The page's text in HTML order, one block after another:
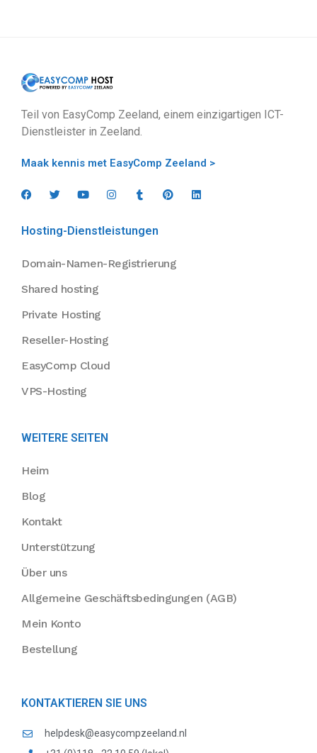
Teil von EasyComp Zeeland, einem einzigartigen ICT-
Dienstleister in Zeeland.
Maak kennis met EasyComp Zeeland >
Hosting-Dienstleistungen
Domain-Namen-Registrierung
Shared hosting
Private Hosting
Reseller-Hosting
EasyComp Cloud
VPS-Hosting
WEITERE SEITEN
Heim
Blog
Kontakt
Unterstützung
Über uns
Allgemeine Geschäftsbedingungen (AGB)
Mein Konto
Bestellung
KONTAKTIEREN SIE UNS
helpdesk@easycompzeeland.nl